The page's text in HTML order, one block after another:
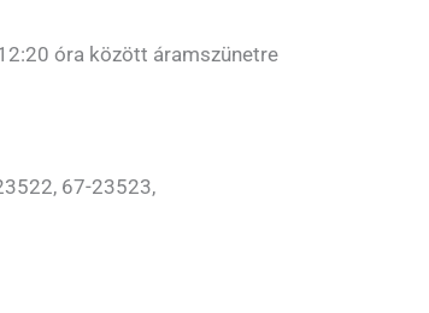
óra között áramszünetre
67-23523,